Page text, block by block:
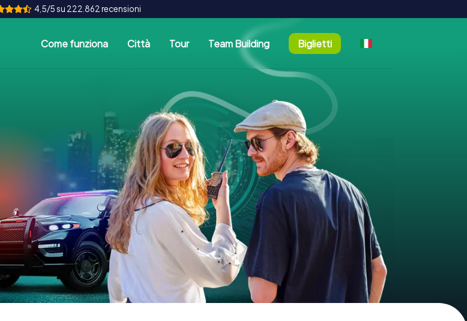
4,5/5 su 222.862 recensioni
Come funziona Città Tour Team Building Biglietti